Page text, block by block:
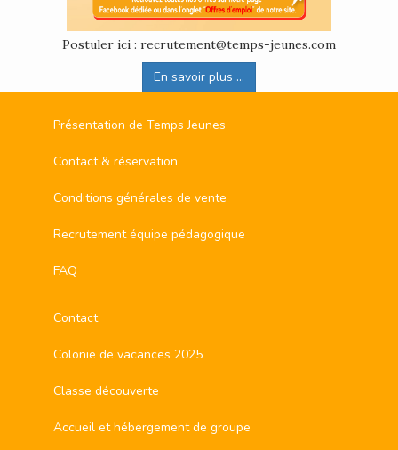
Postuler ici : recrutement@temps-jeunes.com
En savoir plus ...
Présentation de Temps Jeunes
Contact & réservation
Conditions générales de vente
Recrutement équipe pédagogique
FAQ
Contact
Colonie de vacances 2025
Classe découverte
Accueil et hébergement de groupe